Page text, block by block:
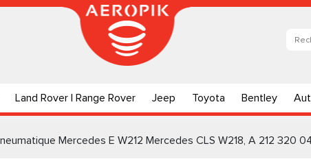
Land Rover | Range Rover Jeep Toyota Bentley
Mercedes E W212 Mercedes CLS W218, A 212 320